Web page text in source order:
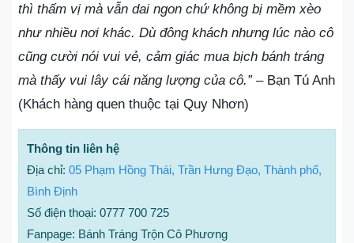
thì thấm vị mà vẫn dai ngon chứ không bị mềm xèo
như nhiều nơi khác. Dù đông khách nhưng lúc nào cô
cũng cười nói vui vẻ, cảm giác mua bịch bánh tráng
mà thấy vui lây cái năng lượng của cô.”– Bạn Tú Anh
(Khách hàng quen thuộc tại Quy Nhơn)
Thông tin liên hệ
Địa chỉ: 05 Phạm Hồng Thái, Trần Hưng Đạo, Thành phố,
Bình Định
Số điện thoại: 0777 700 725
Fanpage: Bánh Tráng Trộn Cô Phương